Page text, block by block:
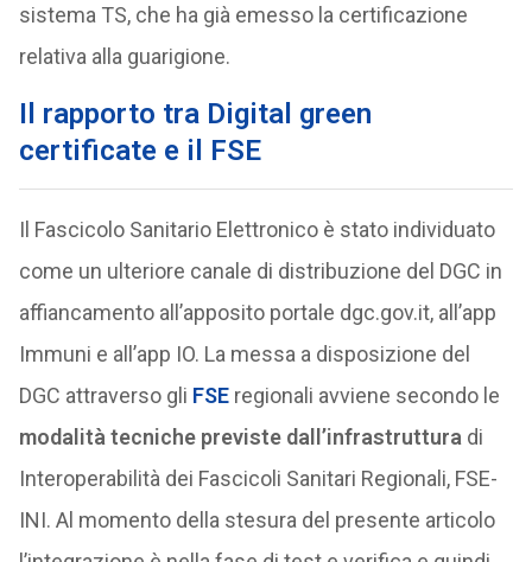
sistema TS, che ha già emesso la certificazione
relativa alla guarigione.
Il rapporto tra Digital green
certificate e il FSE
Il Fascicolo Sanitario Elettronico è stato individuato
come un ulteriore canale di distribuzione del DGC in
affiancamento all’apposito portale dgc.gov.it, all’app
Immuni e all’app IO. La messa a disposizione del
DGC attraverso gli FSEregionali avviene secondo le
modalità tecniche previste dall’infrastrutturadi
Interoperabilità dei Fascicoli Sanitari Regionali, FSE-
INI. Al momento della stesura del presente articolo